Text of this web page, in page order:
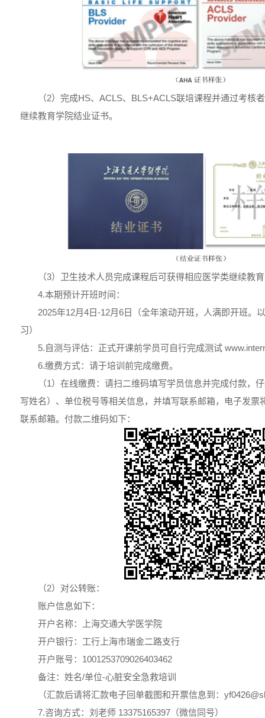
（2）完成HS、ACLS、BLS+ACLS联培课程并通过考核
继续教育学院结业证书。
（3）卫生技术人员完成课程后可获得相应医学类继续教
4.本期预计开班时间：
2025年12月4日-12月6日（全年滚动开班，人满即开班。
习）
5.自测与评估：正式开课前学员可自行完成测试
6.缴费方式：请于培训前完成缴费。
（1）在线缴费：请扫二维码填写学员信息并完成付款，
写姓名）、单位税号等相关信息，并填写联系邮箱，电子发票
联系邮箱。付款二维码如下：
（2）对公转账：
账户信息如下：
开户名称：上海交通大学医学院
开户银行：工行上海市瑞金二路支行
开户账号：1001253709026403462
备注：姓名/单位-心脏安全急救培训
（汇款后请将汇款电子回单截图和开票信息到：
7.咨询方式：刘老师 13375165397（微信同号）